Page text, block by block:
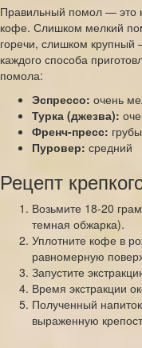
Правильный помол — это
кофе. Слишком мелкий
горечи, слишком крупный
каждого способа
помола:
Эспрессо: очень
Турка (джезва):
Френч-пресс:
Пуровер: средний
Рецепт
Возьмите 18-20
темная обжарка).
Уплотните кофе в
равномерную
Запустите
Время экстракции
Полученный
выраженную